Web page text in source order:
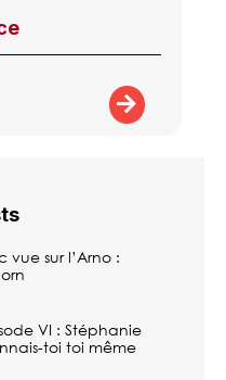
vue sur l’Arno :
VI : Stéphanie
toi toi même